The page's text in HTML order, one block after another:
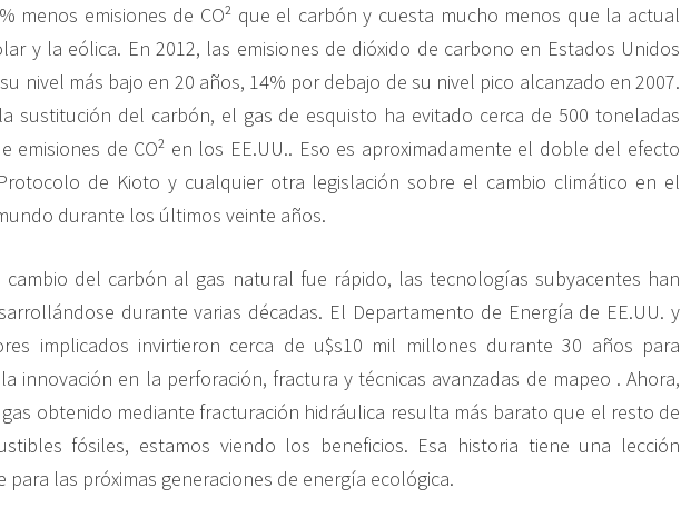
menos emisiones de CO² que el carbón y cuesta mucho menos que la actual
y la eólica. En 2012, las emisiones de dióxido de carbono en Estados Unidos
nivel más bajo en 20 años, 14% por debajo de su nivel pico alcanzado en 2007.
sustitución del carbón, el gas de esquisto ha evitado cerca de 500 toneladas
emisiones de CO² en los EE.UU.. Eso es aproximadamente el doble del efecto
de Kioto y cualquier otra legislación sobre el cambio climático en el
durante los últimos veinte años.
cambio del carbón al gas natural fue rápido, las tecnologías subyacentes han
durante varias décadas. El Departamento de Energía de EE.UU. y
implicados invirtieron cerca de u$s10 mil millones durante 30 años para
innovación en la perforación, fractura y técnicas avanzadas de mapeo . Ahora,
obtenido mediante fracturación hidráulica resulta más barato que el resto de
fósiles, estamos viendo los beneficios. Esa historia tiene una lección
para las próximas generaciones de energía ecológica.